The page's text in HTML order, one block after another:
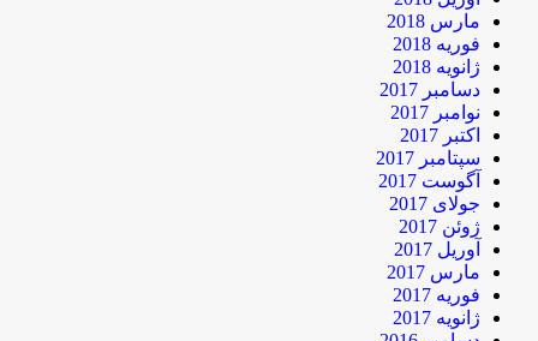
مارس 2018
فوریه 2018
ژانویه 2018
دسامبر 2017
نوامبر 2017
اکتبر 2017
سپتامبر 2017
آگوست 2017
جولای 2017
ژوئن 2017
آوریل 2017
مارس 2017
فوریه 2017
ژانویه 2017